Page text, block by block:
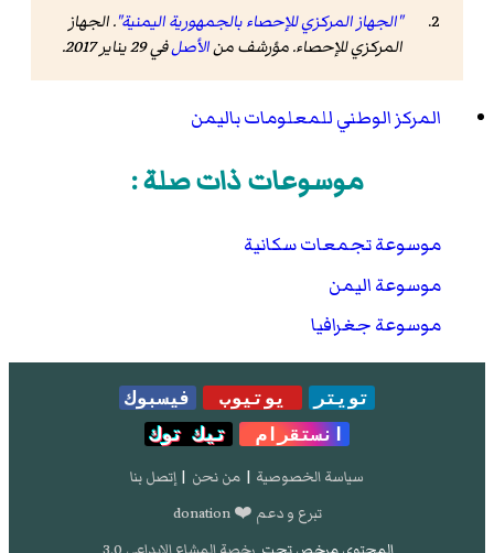
"الجهاز المركزي للإحصاء بالجمهورية اليمنية". الجهاز
المركزي للإحصاء. مؤرشف منالأصلفي 29 يناير 2017 .
المركز الوطني للمعلومات باليمن
موسوعات ذات صلة :
موسوعة تجمعات سكانية
موسوعة اليمن
موسوعة جغرافيا
تويتر يوتيوب
فيسبوك
انستقرام
تيك توك
سياسة الخصوصية | من نحن | إتصل بنا
تبرع و دعم ❤️ donation